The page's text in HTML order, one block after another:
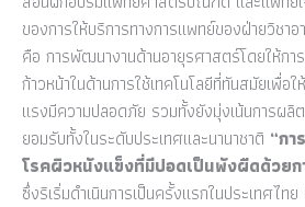
ของการให้บริการทางการแพทย์ของฝ่ายวิชา
คือ การพัฒนางานด้านอายุรศาสตร์โดยให้ก
ก้าวหน้าในด้านการใช้เทคโนโลยีที่ทันสมัยเพื่อ
แรงมีความปลอดภัย รวมทั้งยังมุ่งเน้นการผลิ
ยอมรับทั้งในระดับประเทศและนานาชาติ “ก
โรคผิวหนังแข็งที่มีปอดเป็นพังผืดด้วยก
ซึ่งริเริ่มดำเนินการเป็นครั้งแรกในประเทศไท